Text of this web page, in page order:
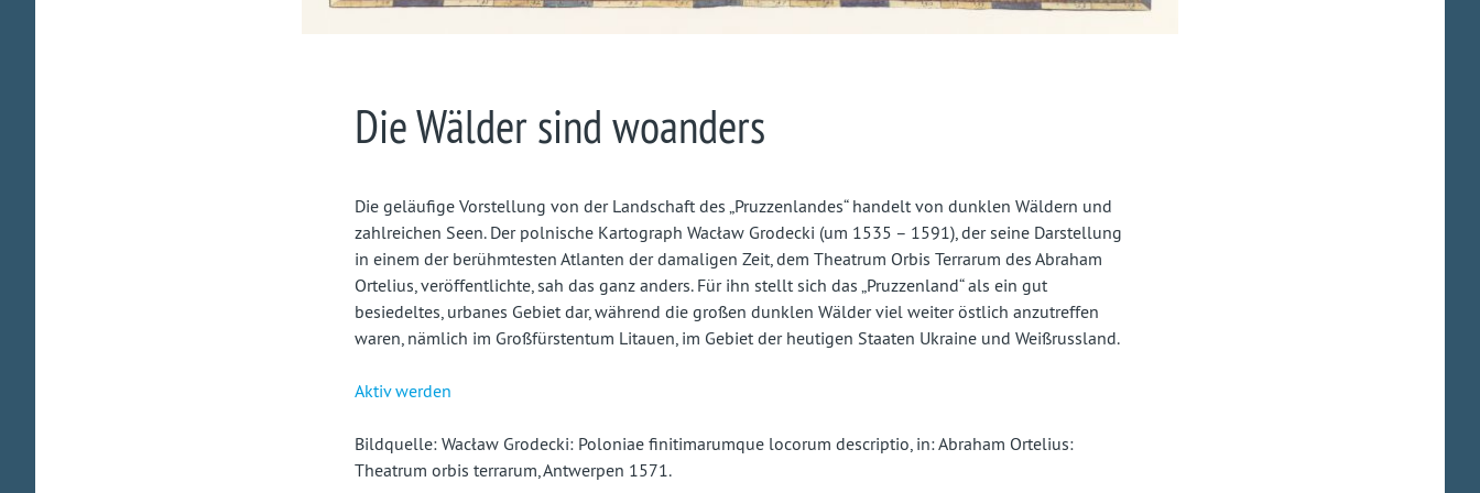
Die Wälder sind woanders
Die geläufige Vorstellung von der Landschaft des „Pruzzenlandes“ handelt von dunklen Wäldern und
zahlreichen Seen. Der polnische Kartograph Wacław Grodecki (um 1535 – 1591), der seine Darstellung
in einem der berühmtesten Atlanten der damaligen Zeit, dem Theatrum Orbis Terrarum des Abraham
Ortelius, veröffentlichte, sah das ganz anders. Für ihn stellt sich das „Pruzzenland“ als ein gut
besiedeltes, urbanes Gebiet dar, während die großen dunklen Wälder viel weiter östlich anzutreffen
waren, nämlich im Großfürstentum Litauen, im Gebiet der heutigen Staaten Ukraine und Weißrussland.
Aktiv werden
Bildquelle: Wacław Grodecki: Poloniae finitimarumque locorum descriptio, in: Abraham Ortelius:
Theatrum orbis terrarum, Antwerpen 1571.